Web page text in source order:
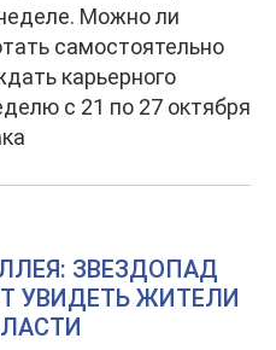
Можно ли
самостоятельно
карьерного
с 21 по 27 октября
ЗВЕЗДОПАД
УВИДЕТЬ ЖИТЕЛИ